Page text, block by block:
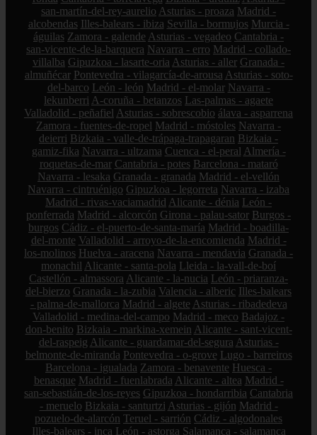
san-martín-del-rey-aurelio Asturias - proaza Madrid -
alcobendas Illes-balears - ibiza Sevilla - bormujos Murcia -
águilas Zamora - galende Asturias - vegadeo Cantabria -
san-vicente-de-la-barquera Navarra - erro Madrid - collado-
villalba Gipuzkoa - lasarte-oria Asturias - aller Granada -
almuñécar Pontevedra - vilagarcía-de-arousa Asturias - soto-
del-barco León - león Madrid - el-molar Navarra -
lekunberri A-coruña - betanzos Las-palmas - agaete
Valladolid - peñafiel Asturias - sobrescobio álava - asparrena
Zamora - fuentes-de-ropel Madrid - móstoles Navarra -
deierri Bizkaia - valle-de-trápaga-trapagaran Bizkaia -
gamiz-fika Navarra - ultzama Cuenca - el-peral Almería -
roquetas-de-mar Cantabria - potes Barcelona - mataró
Navarra - lesaka Granada - granada Madrid - el-vellón
Navarra - cintruénigo Gipuzkoa - legorreta Navarra - izaba
Madrid - rivas-vaciamadrid Alicante - dénia León -
ponferrada Madrid - alcorcón Girona - palau-sator Burgos -
burgos Cádiz - el-puerto-de-santa-maría Madrid - boadilla-
del-monte Valladolid - arroyo-de-la-encomienda Madrid -
los-molinos Huelva - aracena Navarra - mendavia Granada -
monachil Alicante - santa-pola Lleida - la-vall-de-boí
Castellón - almassora Alicante - la-nucia León - priaranza-
del-bierzo Granada - la-zubia Valencia - alberic Illes-balears
- palma-de-mallorca Madrid - algete Asturias - ribadedeva
Valladolid - medina-del-campo Madrid - meco Badajoz -
don-benito Bizkaia - markina-xemein Alicante - sant-vicent-
del-raspeig Alicante - guardamar-del-segura Asturias -
belmonte-de-miranda Pontevedra - o-grove Lugo - barreiros
Barcelona - igualada Zamora - benavente Huesca -
benasque Madrid - fuenlabrada Alicante - altea Madrid -
san-sebastián-de-los-reyes Gipuzkoa - hondarribia Cantabria
- meruelo Bizkaia - santurtzi Asturias - gijón Madrid -
pozuelo-de-alarcón Teruel - sarrión Cádiz - algodonales
Illes-balears - inca León - astorga Salamanca - salamanca